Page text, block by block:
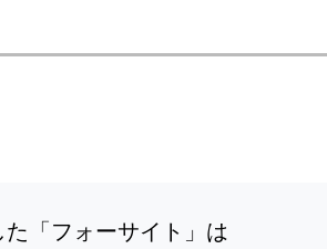
「フォーサイト」は